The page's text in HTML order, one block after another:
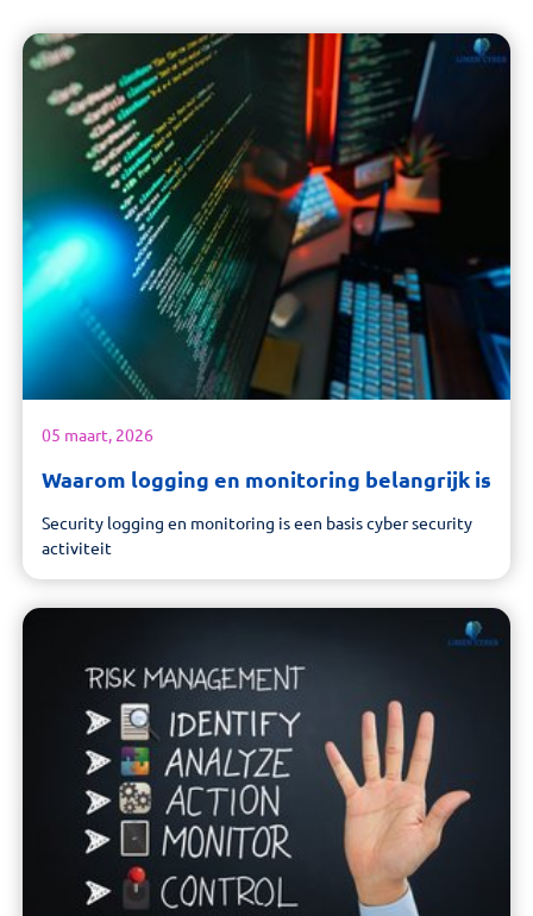
Opdrachten
Contact
Virtuele CISO
Zoeken
05 maart, 2026
Waarom logging en monitoring belangrijk is
Security logging en monitoring is een basis cyber security
activiteit